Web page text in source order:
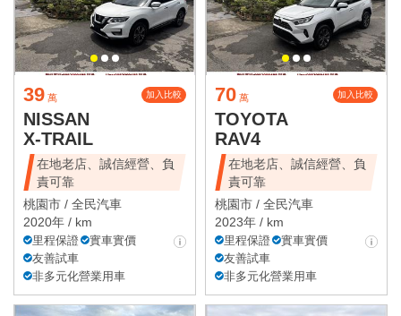
39 萬 加入比較
NISSAN
X-TRAIL
在地老店、誠信經營、負
責可靠
桃園市 / 全民汽車
2020年 / km
里程保證
實車實價
友善試車
非多元化營業用車
70 萬 加入比較
TOYOTA
RAV4
在地老店、誠信經營、負
責可靠
桃園市 / 全民汽車
2023年 / km
里程保證
實車實價
友善試車
非多元化營業用車